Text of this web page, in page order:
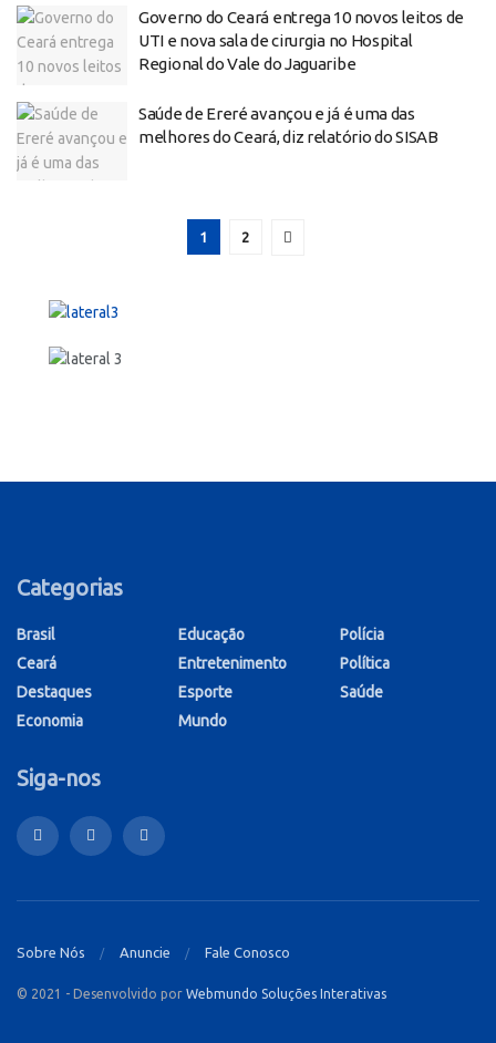
Governo do Ceará entrega 10 novos leitos de
UTI e nova sala de cirurgia no Hospital
Regional do Vale do Jaguaribe
Saúde de Ereré avançou e já é uma das
melhores do Ceará, diz relatório do SISAB
1 2
Categorias
Brasil
Ceará
Destaques
Economia
Educação
Entretenimento
Esporte
Mundo
Polícia
Política
Saúde
Siga-nos
Sobre Nós Anuncie Fale Conosco
© 2021 - Desenvolvido por Webmundo Soluções Interativas